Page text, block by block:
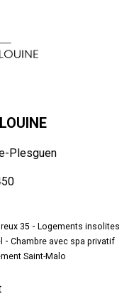
Plesguen
35 - Logements insolites
- Chambre avec spa privatif
Saint-Malo